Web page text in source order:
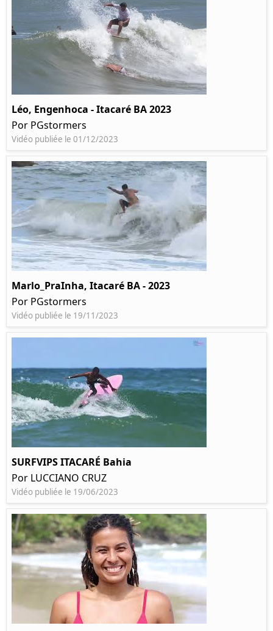
Léo, Engenhoca - Itacaré BA 2023
Por PGstormers
Vidéo publiée le 01/12/2023
Marlo_PraInha, Itacaré BA - 2023
Por PGstormers
Vidéo publiée le 19/11/2023
SURFVIPS ITACARÉ Bahia
Por LUCCIANO CRUZ
Vidéo publiée le 19/06/2023